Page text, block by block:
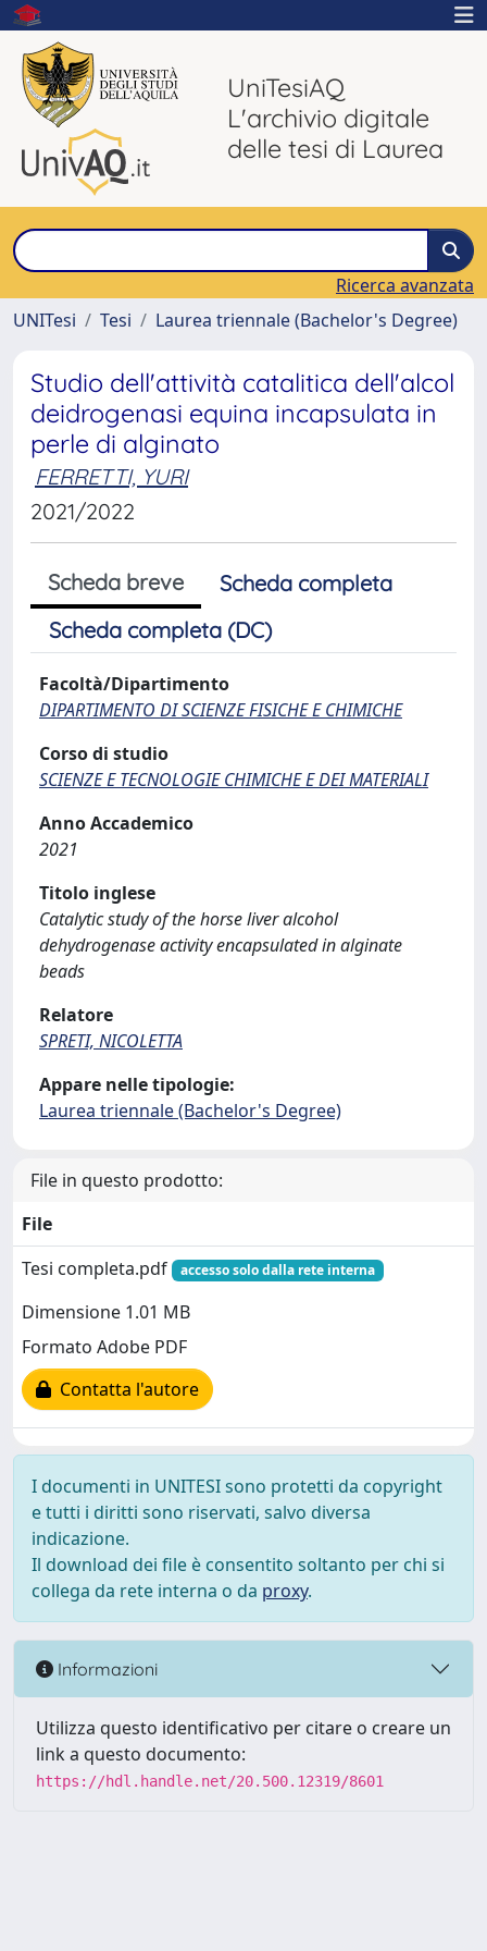
UniTesiAQ
L'archivio digitale
delle tesi di Laurea
Ricerca avanzata
UNITesi
Tesi Laurea triennale (Bachelor's Degree)
Studio dell'attività catalitica dell'alcol
deidrogenasi equina incapsulata in
perle di alginato
FERRETTI, YURI
2021/2022
Scheda breve
Scheda completa
Scheda completa (DC)
Facoltà/Dipartimento
DIPARTIMENTO DI SCIENZE FISICHE E CHIMICHE
Corso di studio
SCIENZE E TECNOLOGIE CHIMICHE E DEI MATERIALI
Anno Accademico
2021
Titolo inglese
Catalytic study of the horse liver alcohol
dehydrogenase activity encapsulated in alginate
beads
Relatore
SPRETI, NICOLETTA
Appare nelle tipologie:
Laurea triennale (Bachelor's Degree)
File in questo prodotto:
File
Tesi completa.pdf
accesso solo dalla rete interna
Dimensione 1.01 MB
Formato Adobe PDF
Contatta l'autore
I documenti in UNITESI sono protetti da copyright
e tutti i diritti sono riservati, salvo diversa
indicazione.
Il download dei file è consentito soltanto per chi si
collega da rete interna o da proxy.
Informazioni
Utilizza questo identificativo per citare o creare un
link a questo documento:
https://hdl.handle.net/20.500.12319/8601